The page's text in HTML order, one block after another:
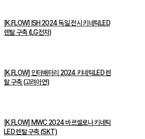
[K.FLOW] ISH 2024 독일 전시 키네틱LED
렌탈 구축 (LG전자)
[K.FLOW] 인터배터리 2024 키네틱LED 렌
탈 구축 (고려아연)
[K.FLOW] MWC 2024 바르셀로나 키네틱
LED 렌탈 구축 (SKT)